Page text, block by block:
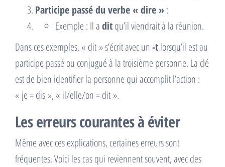
Participe passé du verbe « dire »:
Exemple : Il aditqu’il viendrait à la réunion.
Dans ces exemples, « dit » s’écrit avec un -tlorsqu’il est au
participe passé ou conjugué à la troisième personne. La clé
est de bien identifier la personne qui accomplit l’action :
« je = dis », « il/elle/on = dit ».
Les erreurs courantes à éviter
Même avec ces explications, certaines erreurs sont
fréquentes. Voici les cas qui reviennent souvent, avec des